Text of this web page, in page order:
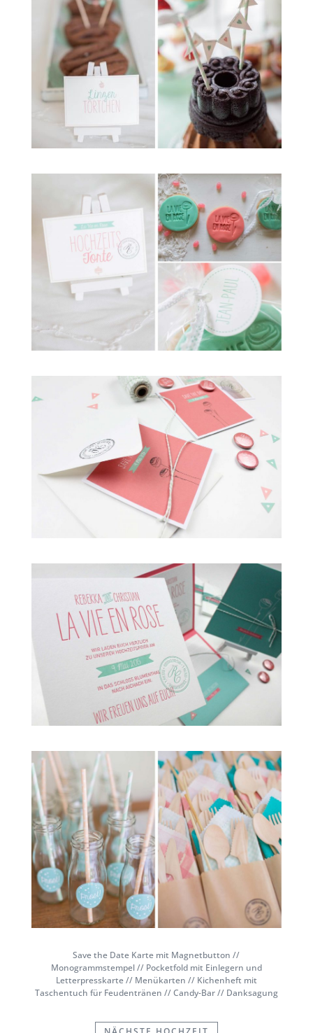
Save the Date Karte mit Magnetbutton //
Monogrammstempel // Pocketfold mit Einlegern und
Letterpresskarte // Menükarten // Kichenheft mit
Taschentuch für Feudentränen // Candy-Bar // Danksagung